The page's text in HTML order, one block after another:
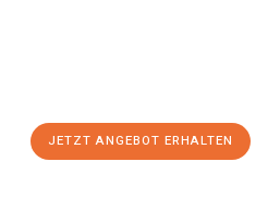
JETZT ANGEBOT ERHALTEN